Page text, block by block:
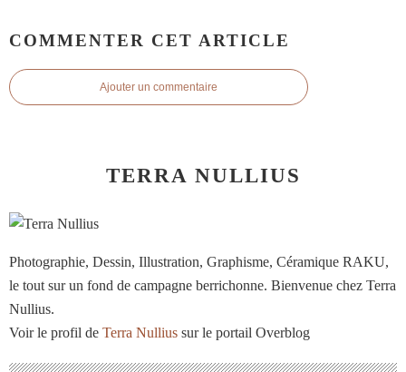
COMMENTER CET ARTICLE
Ajouter un commentaire
TERRA NULLIUS
Photographie, Dessin, Illustration, Graphisme, Céramique RAKU,
le tout sur un fond de campagne berrichonne. Bienvenue chez Terra
Nullius.
Voir le profil de Terra Nullius sur le portail Overblog